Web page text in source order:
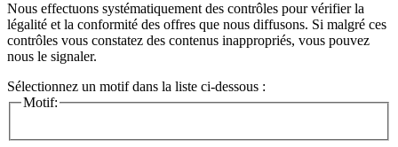
Nous effectuons systématiquement des contrôles pour vérifier la
légalité et la conformité des offres que nous diffusons. Si malgré ces
contrôles vous constatez des contenus inappropriés, vous pouvez
nous le signaler.
Sélectionnez un motif dans la liste ci-dessous :
Motif: